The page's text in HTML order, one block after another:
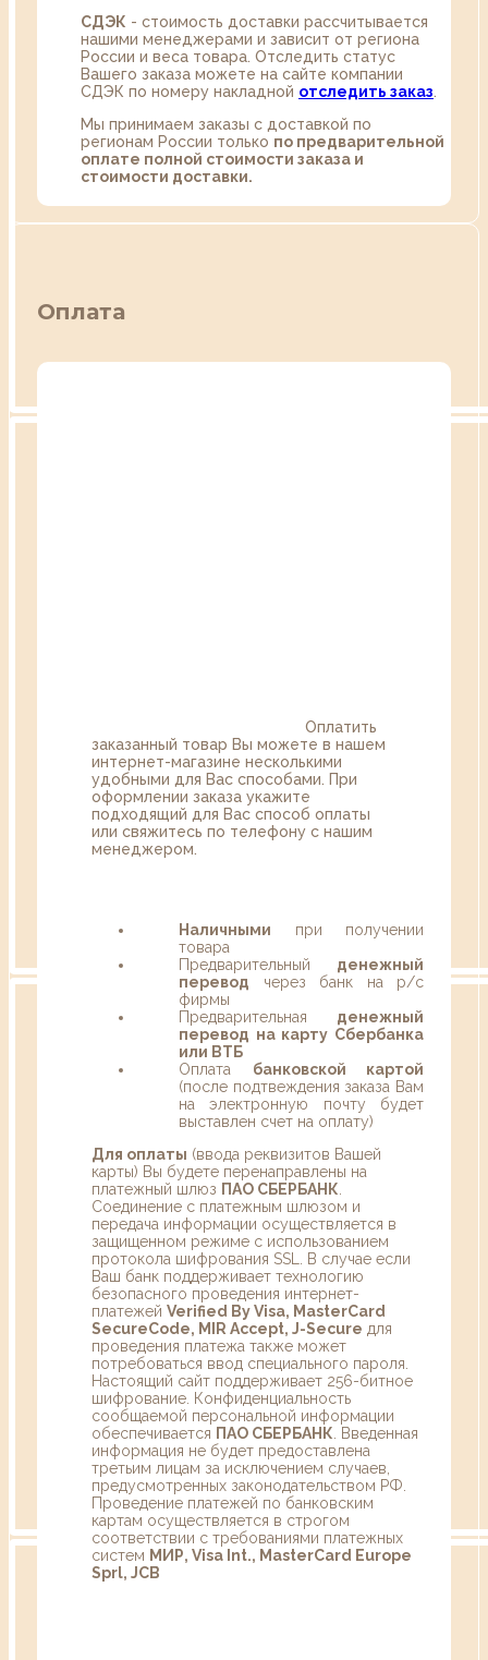
СДЭК - стоимость доставки рассчитывается
нашими менеджерами и зависит от региона
России и веса товара. Отследить статус
Вашего заказа можете на сайте компании
СДЭК по номеру накладной отследить заказ
Мы принимаем заказы с доставкой по
регионам России только по предварительной
оплате полной стоимости заказа и
стоимости доставки.
Оплата
Оплатить
заказанный товар Вы можете в нашем
интернет-магазине несколькими
удобными для Вас способами. При
оформлении заказа укажите
подходящий для Вас способ оплаты
или свяжитесь по телефону с нашим
менеджером.
Наличными при получении
товара
Предварительный денежный
перевод через банк на р/с
фирмы
Предварительная денежный
перевод на карту Сбербанка
или ВТБ
Оплата банковской картой
(после подтвеждения заказа Вам
на электронную почту будет
выставлен счет на оплату)
Для оплаты (ввода реквизитов Вашей
карты) Вы будете перенаправлены на
платежный шлюз ПАО СБЕРБАНК
Соединение с платежным шлюзом и
передача информации осуществляется в
защищенном режиме с использованием
протокола шифрования SSL. В случае если
Ваш банк поддерживает технологию
безопасного проведения интернет-
платежей Verified By Visa, MasterCard
SecureCode, MIR Accept, J-Secure для
проведения платежа также может
потребоваться ввод специального пароля.
Настоящий сайт поддерживает 256-битное
шифрование. Конфиденциальность
сообщаемой персональной информации
обеспечивается ПАО СБЕРБАНК . Введенная
информация не будет предоставлена
третьим лицам за исключением случаев,
предусмотренных законодательством РФ.
Проведение платежей по банковским
картам осуществляется в строгом
соответствии с требованиями платежных
систем МИР, Visa Int., MasterCard Europe
Sprl, JCB